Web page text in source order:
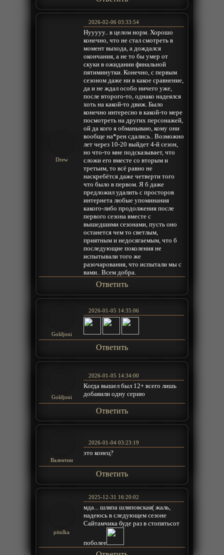
Drew
2026-02-06 03:33:54
Нууууу.. в целом норм. Хорошо
конечно, что не стал смотреть в
момент выхода, а дождался
окончания, а не то бы умер от
скуки в ожидании финальной
пятиминутки. Конечно, с первым
сезоном даже ни в какое сравнение,
да и не ждал особо ничего уже,
после второго-то, однако надеялся
хоть на какой-то движ. Было
конечно интересно в какой-то мере
посмотреть на других персонажей,
ой да кого я обманываю, кому они
вообще на*рен сдались.. Возможно
лет через 10-20 выйдет 4-й сезон,
но что-то мне подсказывает, что
сложи его вместе со вторым и
третьим, то всё равно не
наскребётся даже четверти того
что было в первом. Я б даже
предложил удалить с просторов
интернета любые упоминания
какого-либо продолжения после
первого сезона вместе с
вышедшими сезонами, пусть оно
останется чем то светлым,
приятным и недосягаемым, что б
последующие поколения не
испытывали того же
разочарования, что испытали мы с
вами.. Всем добра.
Ответить
Goldjoni
2026-01-05 14:35:06
Ответить
Goldjoni
2026-01-05 14:34:00
Когда вышел был 12+ всего лишь
добавили одну серию
Ответить
Валентин
2026-01-04 03:23:19
это конец?
Ответить
pitulka
2025-12-31 16:20:02
мда... шляпа шляповская( жаль,
надеюсь в следующем сезоне
Сайтамчика буде раз в стопятьсот
поболее